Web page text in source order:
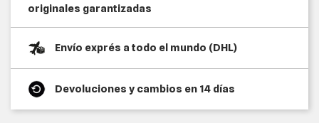
originales garantizadas
Envío exprés a todo el mundo (DHL)
Devoluciones y cambios en 14 días